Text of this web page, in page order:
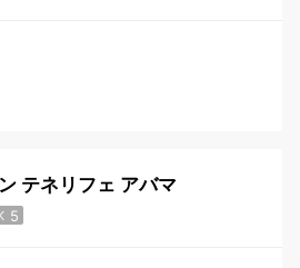
テネリフェ アバマ
5